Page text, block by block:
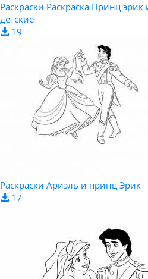
Раскраски Раскраска Принц
детские
19
Раскраски Ариэль и принц Эрик
17